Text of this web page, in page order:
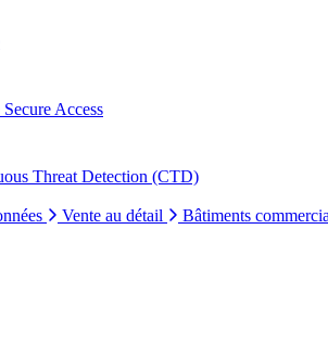
Access
Threat Detection (CTD)
Vente au détail
Bâtiments